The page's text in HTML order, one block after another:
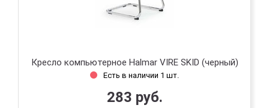
Кресло компьютерное Halmar VIRE SKID (черный)
Есть в наличии 1 шт.
283 руб.